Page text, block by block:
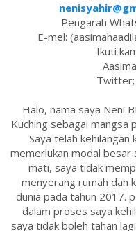
Pengarah
E-mel:
Ikuti
Twitter;
Halo, nama saya Neni
Kuching sebagai mangsa
Saya telah
memerlukan modal besar
mati, saya tidak
menyerang rumah dan
dunia pada tahun 2017.
dalam proses saya
saya tidak boleh tahan